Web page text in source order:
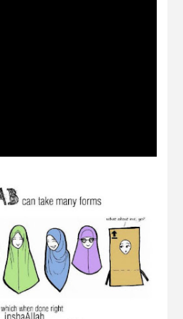
Berkenaan Tabarruj
Ke Atas Wanita